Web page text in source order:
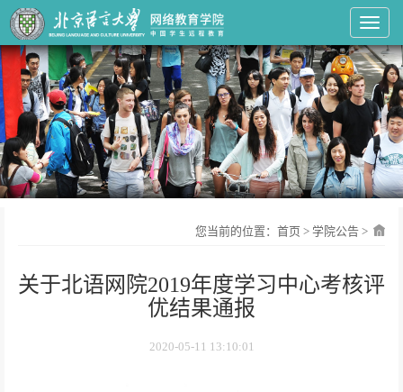
Toggle
您当前的位置： 首页 > 学院公告 >
关于北语网院2019年度学习中心考核评
优结果通报
2020-05-11 13:10:01